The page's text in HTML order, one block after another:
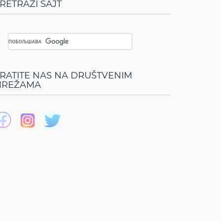
SAJT
NAS NA DRUŠTVENIM